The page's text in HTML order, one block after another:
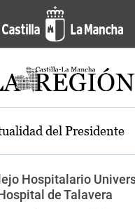
del Presidente
Hospitalario
de Talavera